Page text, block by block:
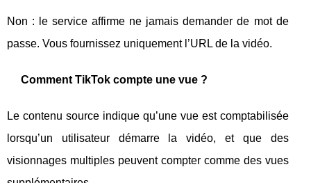
Non : le service affirme ne jamais demander de mot de
passe. Vous fournissez uniquement l’URL de la vidéo.
Comment TikTok compte une vue ?
Le contenu source indique qu’une vue est comptabilisée
lorsqu’un utilisateur démarre la vidéo, et que des
visionnages multiples peuvent compter comme des vues